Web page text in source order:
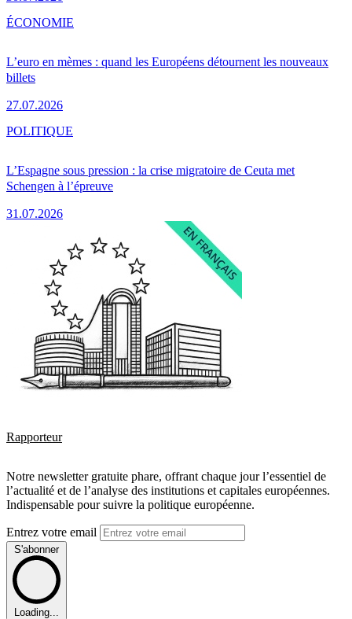
L’euro en mèmes : quand les Européens détournent les nouveaux
billets
27.07.2026
ÉCONOMIE
L’Espagne sous pression : la crise migratoire de Ceuta met
Schengen à l’épreuve
31.07.2026
POLITIQUE
Rapporteur
Notre newsletter gratuite phare, offrant chaque jour l’essentiel de
l’actualité et de l’analyse des institutions et capitales européennes.
Indispensable pour suivre la politique européenne.
Entrez votre email
S'abonner
Loading...